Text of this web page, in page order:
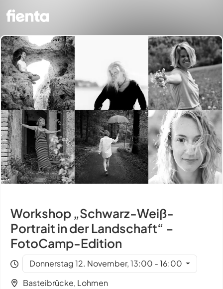
Workshop „Schwarz-Weiß-
Portrait in der Landschaft“ –
FotoCamp-Edition
Donnerstag 12. November, 13:00 - 16:00
Basteibrücke, Lohmen